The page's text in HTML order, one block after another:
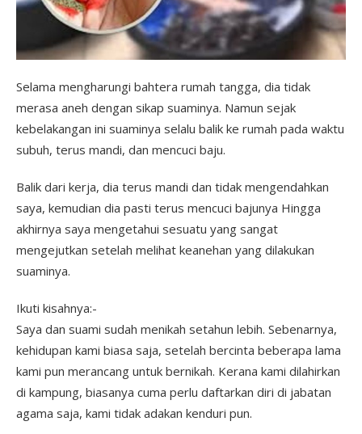
Selama mengharungi bahtera rumah tangga, dia tidak
merasa aneh dengan sikap suaminya. Namun sejak
kebelakangan ini suaminya selalu balik ke rumah pada waktu
subuh, terus mandi, dan mencuci baju.
Balik dari kerja, dia terus mandi dan tidak mengendahkan
saya, kemudian dia pasti terus mencuci bajunya Hingga
akhirnya saya mengetahui sesuatu yang sangat
mengejutkan setelah melihat keanehan yang dilakukan
suaminya.
Ikuti kisahnya:-
Saya dan suami sudah menikah setahun lebih. Sebenarnya,
kehidupan kami biasa saja, setelah bercinta beberapa lama
kami pun merancang untuk bernikah. Kerana kami dilahirkan
di kampung, biasanya cuma perlu daftarkan diri di jabatan
agama saja, kami tidak adakan kenduri pun.